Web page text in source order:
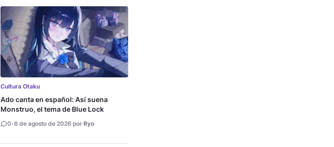
Cultura Otaku
Ado canta en español: Así suena
Monstruo, el tema de Blue Lock
0-6 de agosto de 2026 por Ryo